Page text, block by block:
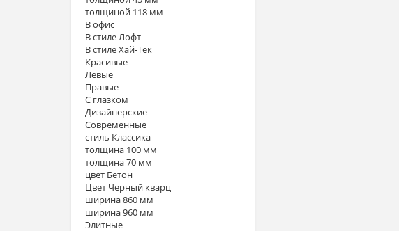
толщиной 118 мм
В офис
В стиле Лофт
В стиле Хай-Тек
Красивые
Левые
Правые
С глазком
Дизайнерские
Современные
стиль Классика
толщина 100 мм
толщина 70 мм
цвет Бетон
Цвет Черный кварц
ширина 860 мм
ширина 960 мм
Элитные